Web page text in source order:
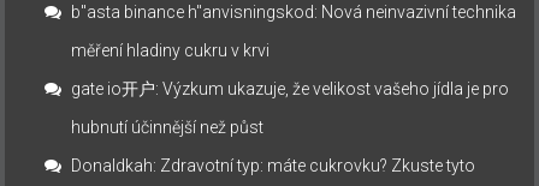
b"asta binance h"anvisningskod: Nová neinvazivní technika
měření hladiny cukru v krvi
gate io开户:Výzkum ukazuje, že velikost vašeho jídla je pro
hubnutí účinnější než půst
Donaldkah: Zdravotní typ: máte cukrovku? Zkuste tyto